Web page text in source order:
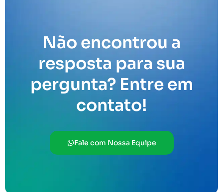
Não encontrou a
resposta para sua
pergunta? Entre em
contato!
Fale com Nossa Equipe